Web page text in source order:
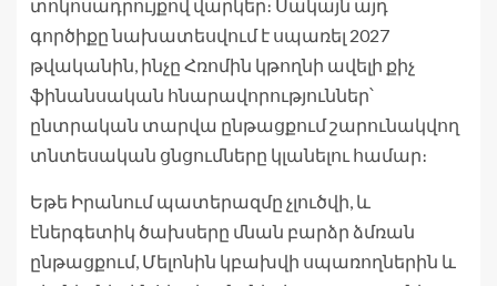
տոկոսադրույքով վարկեր։ Սակայն այդ
գործիքը նախատեսվում է սպառել 2027
թվականին, ինչը Հռոմին կթողնի ավելի քիչ
ֆինանսական հնարավորություններ՝
ընտրական տարվա ընթացքում շարունակվող
տնտեսական ցնցումները կլանելու համար։
Եթե Իրանում պատերազմը չլուծվի, և
էներգետիկ ծախսերը մնան բարձր ձմռան
ընթացքում, Մելոնին կբախվի սպառողներին և